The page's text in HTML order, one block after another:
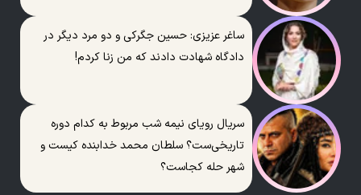
ساغر عزیزی: حسین جگرکی و دو مرد دیگر در
دادگاه شهادت دادند که من زنا کردم!
سریال رویای نیمه شب مربوط به کدام دوره
تاریخی‌ست؟ سلطان محمد خدابنده کیست و
شهر حله کجاست؟